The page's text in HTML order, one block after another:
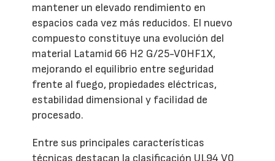
mantener un elevado rendimiento en
espacios cada vez más reducidos. El nuevo
compuesto constituye una evolución del
material Latamid 66 H2 G/25-V0HF1X,
mejorando el equilibrio entre seguridad
frente al fuego, propiedades eléctricas,
estabilidad dimensional y facilidad de
procesado.
Entre sus principales características